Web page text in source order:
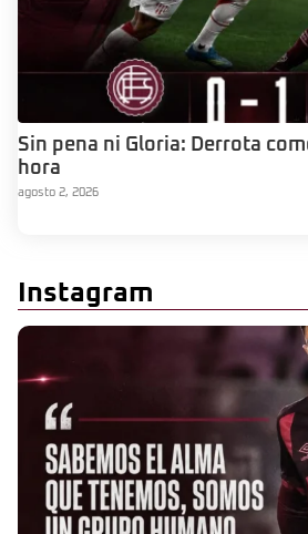
Sin pena ni Gloria: Derrota
hora
agosto 2, 2026
Instagram